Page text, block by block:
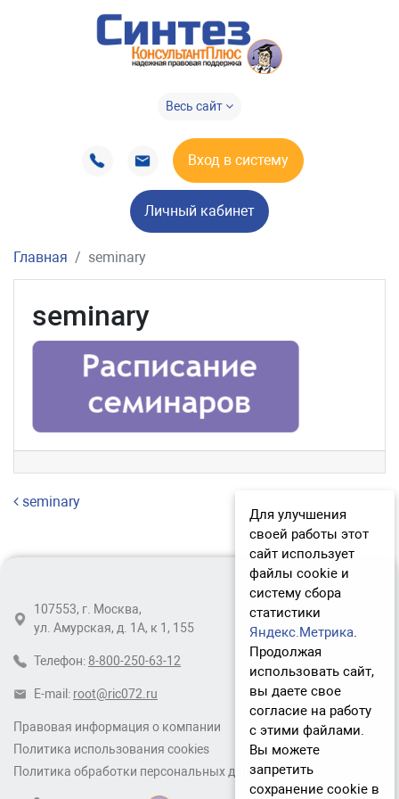
Весь сайт
Вход в систему
Личный кабинет
Главная seminary
seminary
Навигация по записям
seminary
Правовая информация о компании
Политика использования cookies
Политика обработки персональных данных
107553, г. Москва,
ул. Амурская, д. 1А, к 1, 155
Телефон: 8-800-250-63-12
E-mail: root@ric072.ru
Для улучшения
своей работы этот
сайт использует
файлы cookie и
систему сбора
статистики
Яндекс.Метрика.
Продолжая
использовать сайт,
вы даете свое
согласие на работу
с этими файлами.
Вы можете
запретить
сохранение cookie в